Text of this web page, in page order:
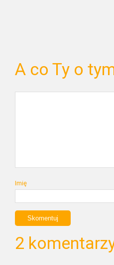
A co Ty o
Imię
2